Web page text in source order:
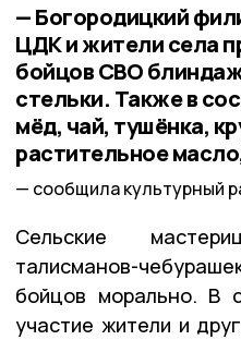
— Богородицкий
ЦДК и жители села
бойцов СВО
стельки. Также в
мёд, чай, тушёнка,
растительное
сообщила культурный
Сельские
талисманов-
бойцов морально. В
участие жители и